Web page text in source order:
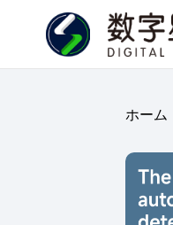
ホーム